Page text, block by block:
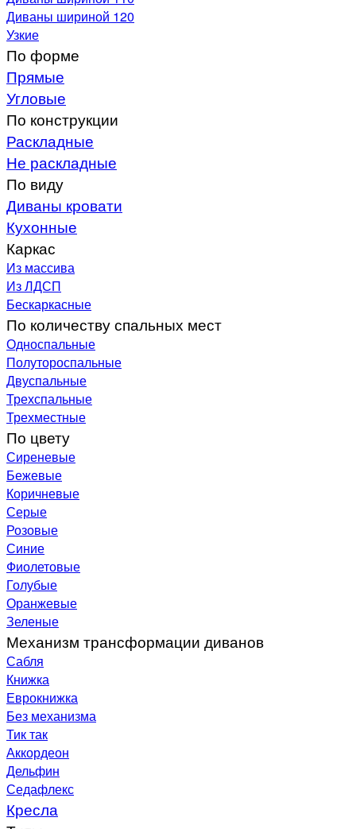
Диваны шириной 120
Узкие
По форме
Прямые
Угловые
По конструкции
Раскладные
Не раскладные
По виду
Диваны кровати
Кухонные
Каркас
Из массива
Из ЛДСП
Бескаркасные
По количеству спальных мест
Односпальные
Полутороспальные
Двуспальные
Трехспальные
Трехместные
По цвету
Сиреневые
Бежевые
Коричневые
Серые
Розовые
Синие
Фиолетовые
Голубые
Оранжевые
Зеленые
Механизм трансформации диванов
Сабля
Книжка
Еврокнижка
Без механизма
Тик так
Аккордеон
Дельфин
Седафлекс
Кресла